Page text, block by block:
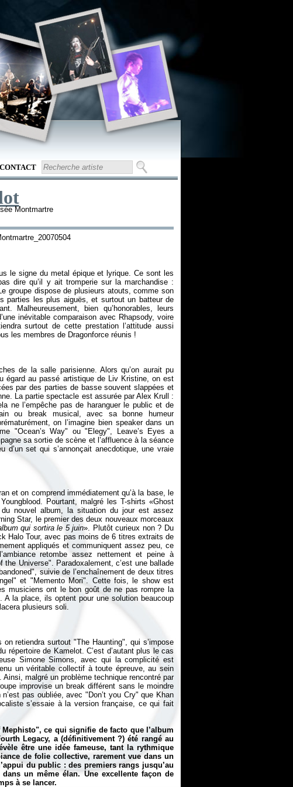
CONTACT
Montmartre
le signe du metal épique et lyrique. Ce sont les
dire qu’il y ait tromperie sur la marchandise :
groupe dispose de plusieurs atouts, comme son
parties les plus aiguës, et surtout un batteur de
Malheureusement, bien qu’honorables, leurs
inévitable comparaison avec Rhapsody, voire
surtout de cette prestation l’attitude aussi
de la salle parisienne. Alors qu’on aurait pu
égard au passé artistique de Liv Kristine, on est
par des parties de basse souvent slappées et
La partie spectacle est assurée par Alex Krull :
ne l’empêche pas de haranguer le public et de
ou break musical, avec sa bonne humeur
on l’imagine bien speaker dans un
"Ocean’s Way" ou "Elegy", Leave’s Eyes a
sa sortie de scène et l’affluence à la séance
set qui s’annonçait anecdotique, une vraie
et on comprend immédiatement qu’à la base, le
Pourtant, malgré les T-shirts «Ghost
nouvel album, la situation du jour est assez
Star, le premier des deux nouveaux morceaux
qui sortira le 5 juin». Plutôt curieux non ? Du
Halo Tour, avec pas moins de 6 titres extraits de
appliqués et communiquent assez peu, ce
retombe assez nettement et peine à
Universe". Paradoxalement, c’est une ballade
suivie de l’enchaînement de deux titres
et "Memento Mori". Cette fois, le show est
musiciens ont le bon goût de ne pas rompre la
la place, ils optent pour une solution beaucoup
retiendra surtout "The Haunting", qui s’impose
de Kamelot. C’est d’autant plus le cas
Simone Simons, avec qui la complicité est
un véritable collectif à toute épreuve, au sein
malgré un problème technique rencontré par
improvise un break différent sans le moindre
pas oubliée, avec "Don’t you Cry" que Khan
s’essaie à la version française, ce qui fait
ce qui signifie de facto que l’album
Legacy, a (définitivement ?) été rangé au
être une idée fameuse, tant la rythmique
de folie collective, rarement vue dans un
du public : des premiers rangs jusqu’au
un même élan. Une excellente façon de
à se lancer.